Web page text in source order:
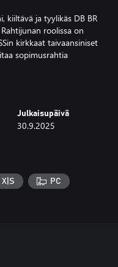
kiiltävä ja tyylikäs DB BR
roolissa on
kirkkaat taivaansiniset
sopimusrahtia
Julkaisupäivä
30.9.2025
PC